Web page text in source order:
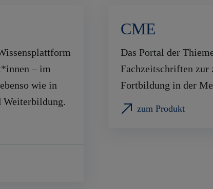
– im
wie in
Weiterbildung.
CME
Das Portal der
Fachzeitschriften
Fortbildung in der
zum Produkt